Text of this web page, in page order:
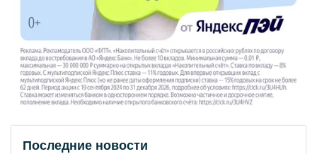
Последние новости